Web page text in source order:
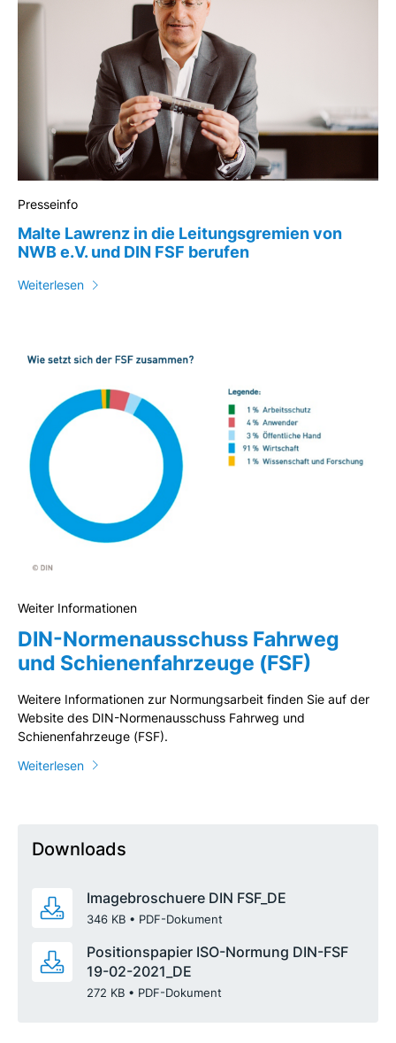
Presseinfo
Malte Lawrenz in die Leitungsgremien von
NWB e.V. und DIN FSF berufen
Weiterlesen
Weiter Informationen
DIN-Normenausschuss Fahrweg
und Schienenfahrzeuge (FSF)
Weitere Informationen zur Normungsarbeit finden Sie auf der
Website des DIN-Normenausschuss Fahrweg und
Schienenfahrzeuge (FSF).
Weiterlesen
Downloads
Imagebroschuere DIN FSF_DE
346 KB ,• PDF-Dokument
Positionspapier ISO-Normung DIN-FSF
19-02-2021_DE
272 KB ,• PDF-Dokument